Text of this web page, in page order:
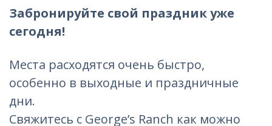
Забронируйте свой праздник уже
сегодня!
Места расходятся очень быстро,
особенно в выходные и праздничные
дни.
Свяжитесь с George’s Ranch как можно